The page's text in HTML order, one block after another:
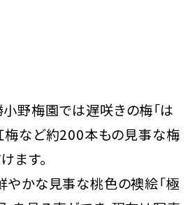
野梅園では遅咲きの梅「は
梅など約200本もの見事な梅
ます。
やかな見事な桃色の襖絵「極